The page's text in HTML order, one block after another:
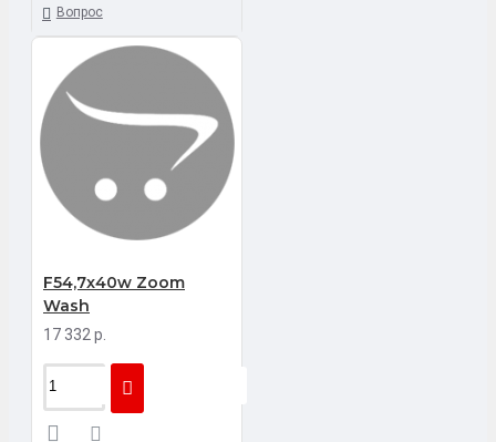
Вопрос
F54,7x40w Zoom
Wash
17 332 р.